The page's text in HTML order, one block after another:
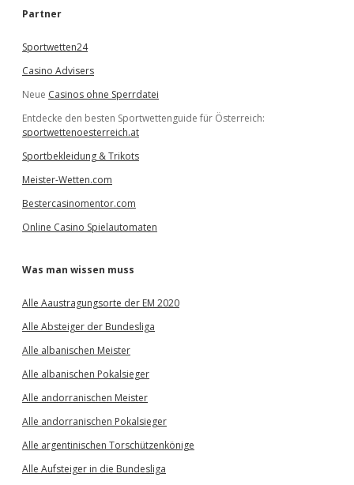
e
Partner
Sportwetten24
Casino Advisers
Neue Casinos ohne Sperrdatei
Entdecke den besten Sportwettenguide für Österreich:
sportwettenoesterreich.at
Sportbekleidung & Trikots
Meister-Wetten.com
Bestercasinomentor.com
Online Casino Spielautomaten
Was man wissen muss
Alle Aaustragungsorte der EM 2020
Alle Absteiger der Bundesliga
Alle albanischen Meister
Alle albanischen Pokalsieger
Alle andorranischen Meister
Alle andorranischen Pokalsieger
Alle argentinischen Torschützenkönige
Alle Aufsteiger in die Bundesliga